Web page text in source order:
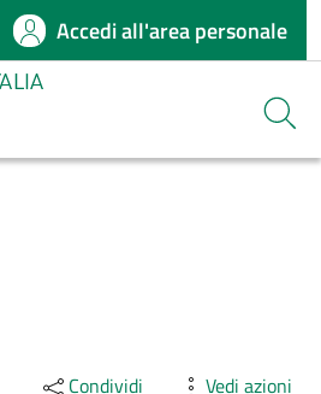
principaleAccedi all'area personale
Condividi Vedi azioni